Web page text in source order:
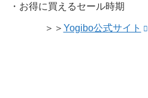
・お得に買えるセール時期
＞＞ Yogibo公式サイト